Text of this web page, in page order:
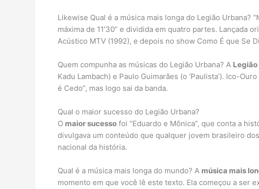
Likewise Qual é a música mais longa do Legião Urbana?
máxima de 11’30” e dividida em quatro partes. Lançada
Acústico MTV (1992), e depois no show Como É que Se
Quem compunha as músicas do Legião Urbana? A
Kadu Lambach) e Paulo Guimarães (o ‘Paulista’). Ico-
é Cedo”, mas logo sai da banda.
Qual o maior sucesso do Legião Urbana?
O maior sucesso foi “Eduardo e Mônica”, que conta a
divulgava um conteúdo que qualquer jovem brasileiro
nacional da história.
Qual é a música mais longa do mundo? A música mais
momento em que você lê este texto. Ela começou a ser